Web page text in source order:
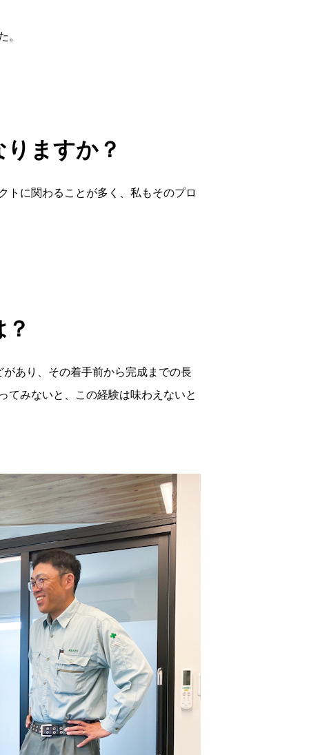
。
ますか？
トに関わることが多く、私もそのプロ
あり、その着手前から完成までの長
てみないと、この経験は味わえないと